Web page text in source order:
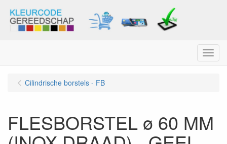
Menu
Cilindrische borstels - FB
FLESBORSTEL ø 60 MM